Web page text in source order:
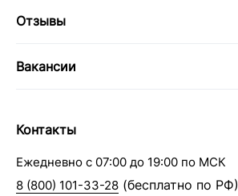
Отзывы
Вакансии
Контакты
Ежедневно с 07:00 до 19:00 по МСК
8 (800) 101-33-28 (бесплатно по РФ)